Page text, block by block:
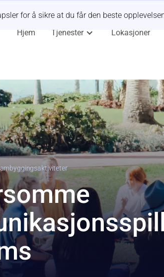
for å sikre at du får den beste
Hjem Tjenester Lokasjoner